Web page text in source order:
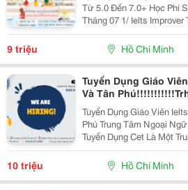
Từ 5.0 Đến 7.0+ Học Phí Shock Nhất Tại Quận Gò Vấp
Tháng 07 1/ Ielts Improver Tối 2 4 6 Khai Giảng:
13/07/2026 Khung Giờ: 18:00 Đến 21:00 Học Phí Ưu Đãi
5% Khi Đăng Ký 2/ Ielts...
9 triệu Hồ Chí Minh
Tuyển Dụng Giáo
Và Tân
Tuyển Dụng Giáo Viên
Phú Trung Tâm Ngoại Ngữ Kiến Tạo C.e.t Thông Báo
Tuyển Dụng Cet Là Một Trung Tâm Ngoại Ngữ Đã Được
Thành Lập 16 Năm
10 triệu Hồ Chí Minh